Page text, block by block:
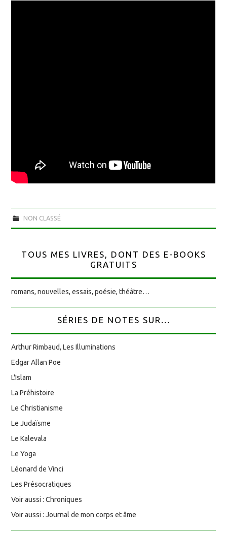
NON CLASSÉ
TOUS MES LIVRES, DONT DES E-BOOKS
GRATUITS
romans, nouvelles, essais, poésie, théâtre…
SÉRIES DE NOTES SUR...
Arthur Rimbaud, Les Illuminations
Edgar Allan Poe
L'Islam
La Préhistoire
Le Christianisme
Le Judaïsme
Le Kalevala
Le Yoga
Léonard de Vinci
Les Présocratiques
Voir aussi : Chroniques
Voir aussi : Journal de mon corps et âme